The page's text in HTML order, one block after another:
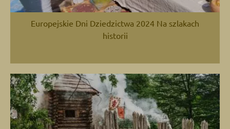
Europejskie Dni Dziedzictwa 2024 Na szlakach
historii